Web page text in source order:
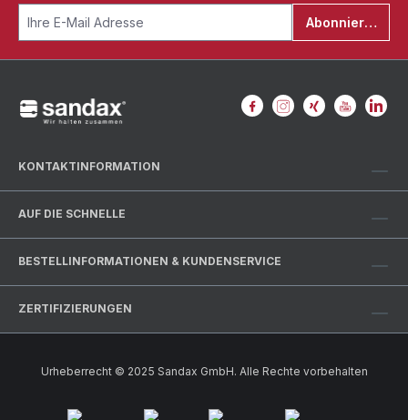
Abonnieren
KONTAKTINFORMATION
AUF DIE SCHNELLE
BESTELLINFORMATIONEN & KUNDENSERVICE
ZERTIFIZIERUNGEN
Urheberrecht © 2025 Sandax GmbH. Alle Rechte vorbehalten